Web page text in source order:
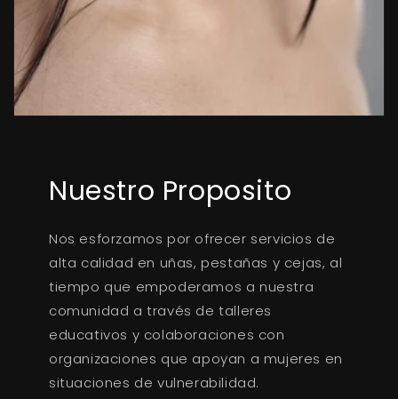
Nuestro Proposito
Nos esforzamos por ofrecer servicios de
alta calidad en uñas, pestañas y cejas, al
tiempo que empoderamos a nuestra
comunidad a través de talleres
educativos y colaboraciones con
organizaciones que apoyan a mujeres en
situaciones de vulnerabilidad.